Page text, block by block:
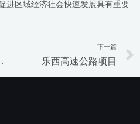
进区域经济社会快速发展具有重要
扩建项目
下一篇
乐西高速公路项目